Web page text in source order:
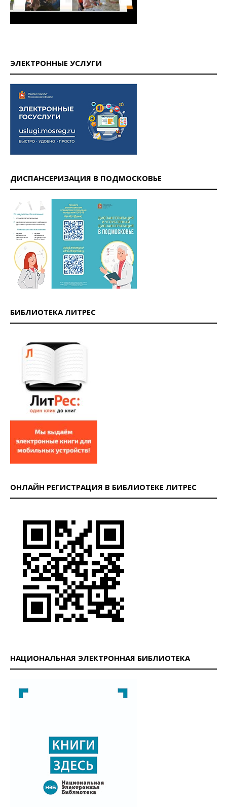
ЭЛЕКТРОННЫЕ УСЛУГИ
ДИСПАНСЕРИЗАЦИЯ В ПОДМОСКОВЬЕ
БИБЛИОТЕКА ЛИТРЕС
ОНЛАЙН РЕГИСТРАЦИЯ В БИБЛИОТЕКЕ ЛИТРЕС
НАЦИОНАЛЬНАЯ ЭЛЕКТРОННАЯ БИБЛИОТЕКА